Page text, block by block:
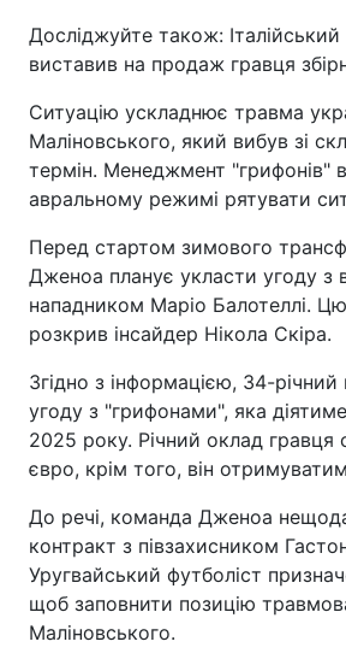
Досліджуйте також:
виставив на продаж гравця
Ситуацію ускладнює травма
Маліновського, який вибув зі
термін. Менеджмент "грифонів"
авральному режимі рятувати
Перед стартом зимового
Дженоа планує укласти угоду з
нападником Маріо Балотеллі.
розкрив інсайдер Нікола Скіра.
Згідно з інформацією, 34-
угоду з "грифонами", яка
2025 року. Річний оклад гравця
євро, крім того, він
До речі, команда Дженоа
контракт з півзахисником
Уругвайський футболіст
щоб заповнити позицію
Маліновського.